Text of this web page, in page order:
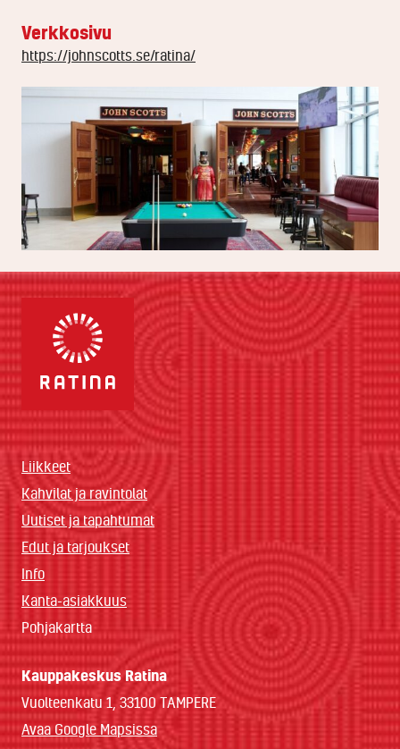
Verkkosivu
https://johnscotts.se/ratina/
Liikkeet
Kahvilat ja ravintolat
Uutiset ja tapahtumat
Edut ja tarjoukset
Info
Kanta-asiakkuus
Pohjakartta
Kauppakeskus Ratina
Vuolteenkatu 1, 33100 TAMPERE
Avaa Google Mapsissa